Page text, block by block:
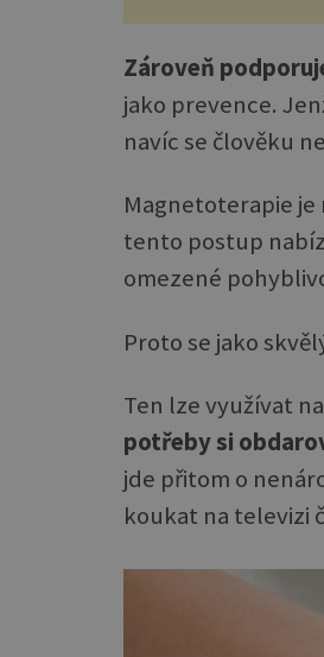
Zároveň
jako prevence.
navíc se člověku
Magnetoterapie
tento postup
omezené
Proto se jako
Ten lze využívat
potřeby si
jde přitom o
koukat na televizi